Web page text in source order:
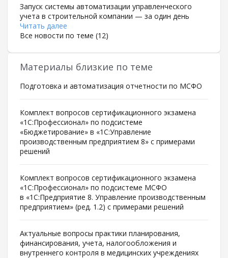
Материалы близкие по теме
Подготовка и автоматизация отчетности по МСФО
Комплект вопросов сертификационного экзамена
«1С:Профессионал» по подсистеме
«Бюджетирование» в «1С:Управление
производственным предприятием 8» с примерами
решений
Комплект вопросов сертификационного экзамена
«1С:Профессионал» по подсистеме МСФО
в «1С:Предприятие 8. Управление производственным
предприятием» (ред. 1.2) с примерами решений
Актуальные вопросы практики планирования,
финансирования, учета, налогообложения и
внутреннего контроля в медицинских учреждениях
Запуск системы автоматизации управленческого
учета в строительной компании — за один день
Читать далее
Все новости по теме (12)